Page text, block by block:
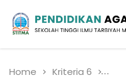
Pendidikan
Islam
Yogyakarta
Home Kriteria 6